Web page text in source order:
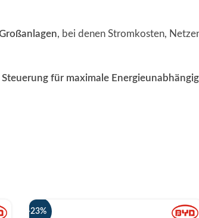
, bei denen Stromkosten,
für maximale
-23%